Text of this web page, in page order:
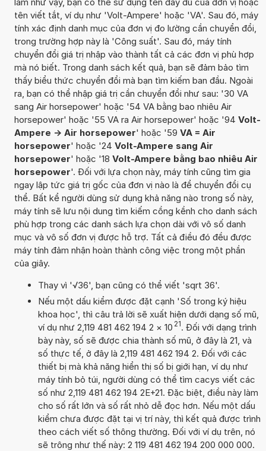
tên viết tắt, ví dụ như 'Volt-Ampere' hoặc 'VA'. Sau đó, máy
tính xác định danh mục của đơn vị đo lường cần chuyển đổi,
trong trường hợp này là 'Công suất'. Sau đó, máy tính
chuyển đổi giá trị nhập vào thành tất cả các đơn vị phù hợp
mà nó biết. Trong danh sách kết quả, bạn sẽ đảm bảo tìm
thấy biểu thức chuyển đổi mà bạn tìm kiếm ban đầu. Ngoài
ra, bạn có thể nhập giá trị cần chuyển đổi như sau: '30 VA
sang Air horsepower' hoặc '54 VA bằng bao nhiêu Air
horsepower' hoặc '55 VA ra Air horsepower' hoặc '94 Volt-
Ampere -> Air horsepower' hoặc '59 VA = Air
horsepower' hoặc '24 Volt-Ampere sang Air
horsepower' hoặc '18 Volt-Ampere bằng bao nhiêu Air
horsepower'. Đối với lựa chọn này, máy tính cũng tìm gia
ngay lập tức giá trị gốc của đơn vị nào là để chuyển đổi cụ
thể. Bất kể người dùng sử dụng khả năng nào trong số này,
máy tính sẽ lưu nội dung tìm kiếm cồng kềnh cho danh sách
phù hợp trong các danh sách lựa chọn dài với vô số danh
mục và vô số đơn vị được hỗ trợ. Tất cả điều đó đều được
máy tính đảm nhận hoàn thành công việc trong một phần
của giây.
Thay vì '√36', bạn cũng có thể viết 'sqrt 36'.
Nếu một dấu kiểm được đặt cạnh 'Số trong ký hiệu
khoa học', thì câu trả lời sẽ xuất hiện dưới dạng số mũ,
ví dụ như 2,119 481 462 194 2 × 10 21. Đối với dạng trình
bày này, số sẽ được chia thành số mũ, ở đây là 21, và
số thực tế, ở đây là 2,119 481 462 194 2. Đối với các
thiết bị mà khả năng hiển thị số bị giới hạn, ví dụ như
máy tính bỏ túi, người dùng có thể tìm cacys viết các
số như 2,119 481 462 194 2E+21. Đặc biệt, điều này làm
cho số rất lớn và số rất nhỏ dễ đọc hơn. Nếu một dấu
kiểm chưa được đặt tại vị trí này, thì kết quả được trình
theo cách viết số thông thường. Đối với ví dụ trên, nó
sẽ trông như thế này: 2 119 481 462 194 200 000 000.